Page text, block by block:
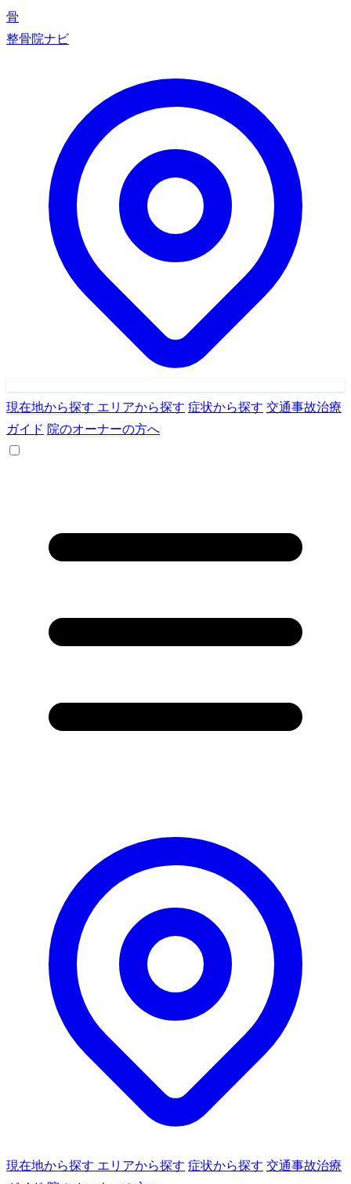
骨
整骨院ナビ
現在地から探す エリアから探す 症状から探す 交通事故治療
ガイド 院のオーナーの方へ
現在地から探す エリアから探す 症状から探す 交通事故治療